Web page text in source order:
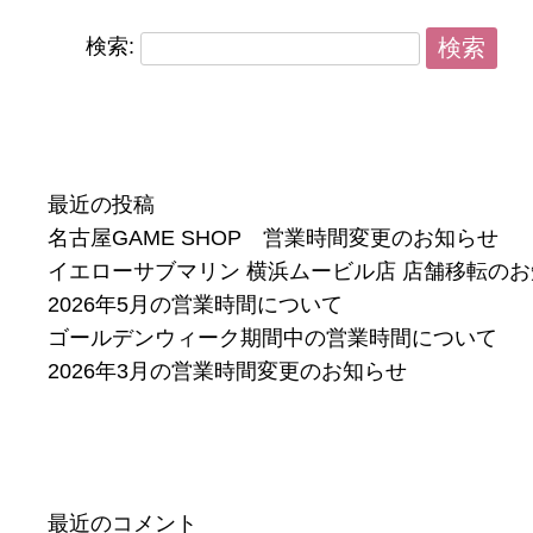
検索:
最近の投稿
名古屋GAME SHOP 営業時間変更のお知らせ
イエローサブマリン 横浜ムービル店 店舗移転の
2026年5月の営業時間について
ゴールデンウィーク期間中の営業時間について
2026年3月の営業時間変更のお知らせ
最近のコメント